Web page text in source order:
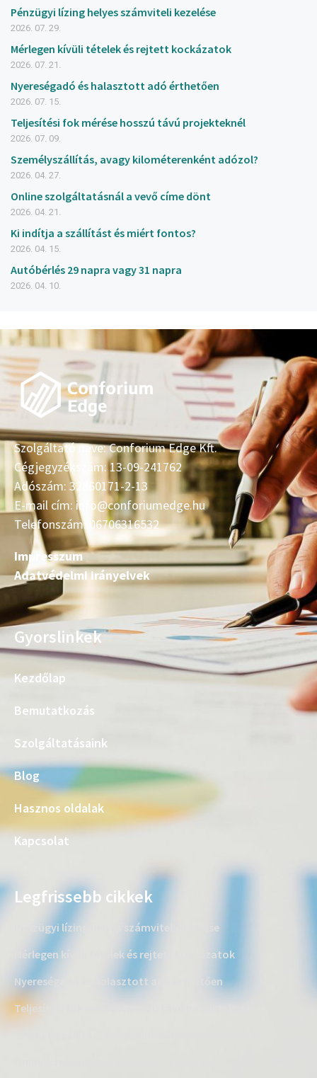
Pénzügyi lízing helyes számviteli kezelése
2026. 07. 29.
Mérlegen kívüli tételek és rejtett kockázatok
2026. 07. 21.
Nyereségadó és halasztott adó érthetően
2026. 07. 15.
Teljesítési fok mérése hosszú távú projekteknél
2026. 07. 09.
Személyszállítás, avagy kilométerenként adózol?
2026. 04. 27.
Online szolgáltatásnál a vevő címe dönt
2026. 04. 21.
Ki indítja a szállítást és miért fontos?
2026. 04. 15.
Autóbérlés 29 napra vagy 31 napra
2026. 04. 10.
Szolgáltató neve: Conforium Edge Kft.
Cégjegyzékszám: 13-09-241762
Adószám: 32860171-2-13
E-mail cím: info@conforiumedge.hu
Telefonszám: 06706316532
Impresszum
Adatvédelmi irányelvek
Gyorslinkek
Kezdőlap
Bemutatkozás
Szolgáltatásaink
Blog
Hasznos oldalak
Kapcsolat
Legfrissebb cikkek
Pénzügyi lízing helyes számviteli kezelése
Mérlegen kívüli tételek és rejtett kockázatok
Nyereségadó és halasztott adó érthetően
Teljesítési fok mérése hosszú távú projekteknél